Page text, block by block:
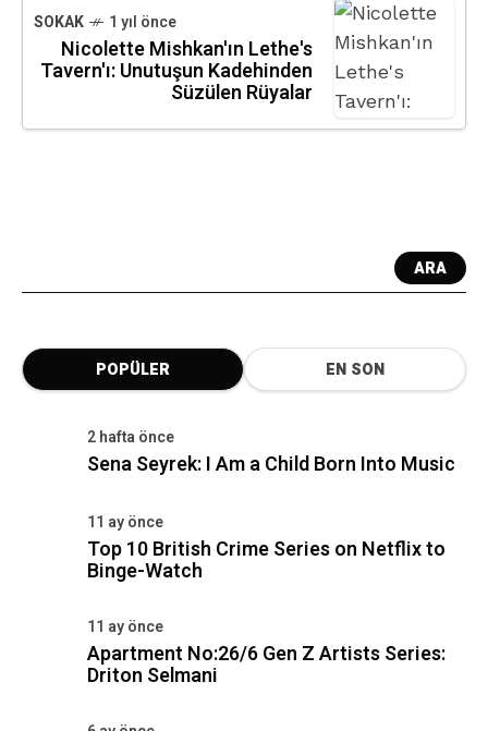
SOKAK 1 yıl önce
Nicolette Mishkan'ın Lethe's
Tavern'ı: Unutuşun Kadehinden
Süzülen Rüyalar
ARA
POPÜLER EN SON
2 hafta önce
Sena Seyrek: I Am a Child Born Into Music
11 ay önce
Top 10 British Crime Series on Netflix to
Binge-Watch
11 ay önce
Apartment No:26/6 Gen Z Artists Series:
Driton Selmani